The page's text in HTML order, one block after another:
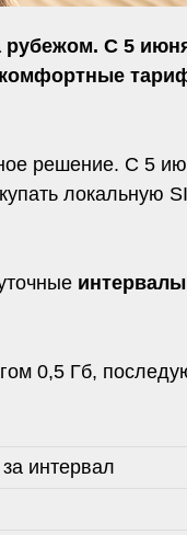
рубежом. С 5
комфортные
решение. С 5
локальную
интервалы
0,5 Гб,
интервал